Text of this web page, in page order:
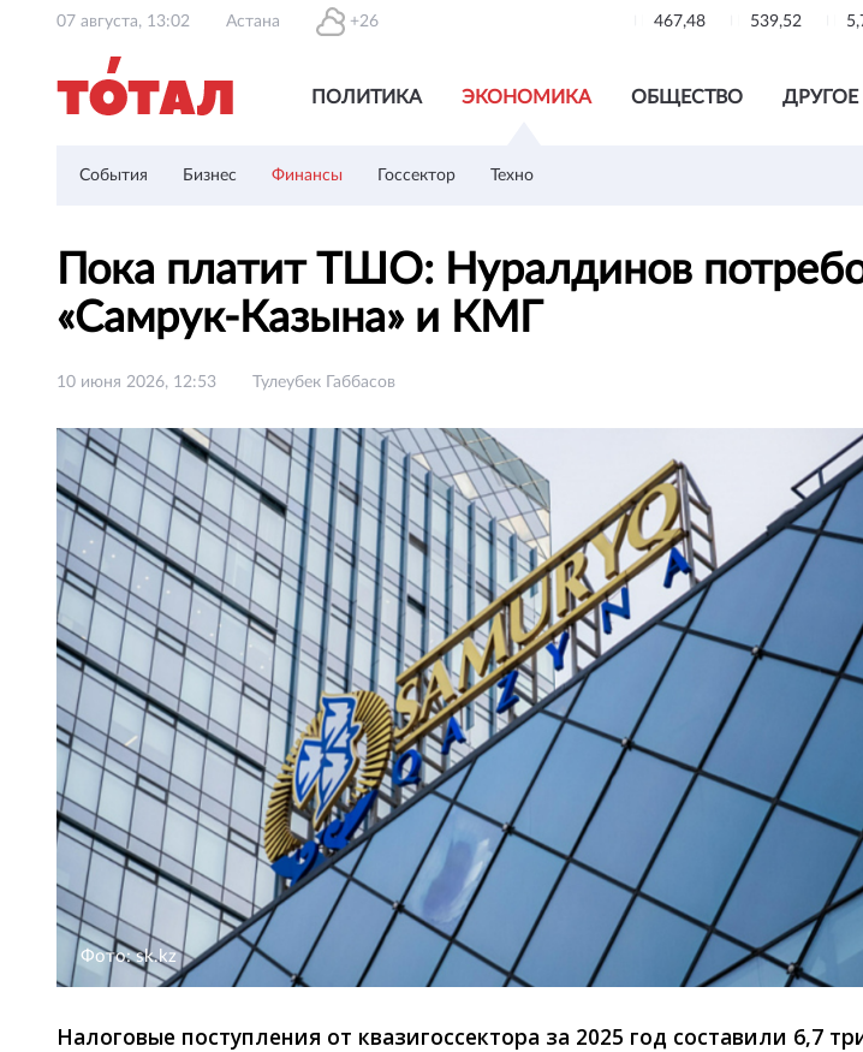
07 августа, 13:02 Астана +26 467,48 539,52
ПОЛИТИКА ЭКОНОМИКА ОБЩЕСТВО ДРУГОЕ
События Бизнес Финансы Госсектор Техно
Пока платит ТШО: Нуралдинов
«Самрук-Казына» и КМГ
10 июня 2026, 12:53 Тулеубек Габбасов
Фото: sk.kz
Налоговые поступления от квазигоссектора за 2025 год составили 6,7